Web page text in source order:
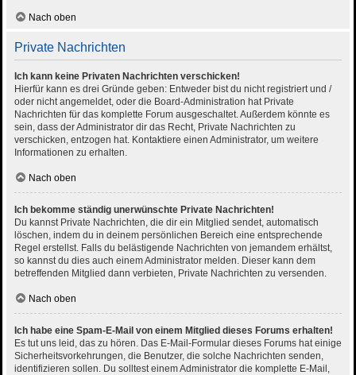
Nach oben
Private Nachrichten
Ich kann keine Privaten Nachrichten verschicken!
Hierfür kann es drei Gründe geben: Entweder bist du nicht registriert und /
oder nicht angemeldet, oder die Board-Administration hat Private
Nachrichten für das komplette Forum ausgeschaltet. Außerdem könnte es
sein, dass der Administrator dir das Recht, Private Nachrichten zu
verschicken, entzogen hat. Kontaktiere einen Administrator, um weitere
Informationen zu erhalten.
Nach oben
Ich bekomme ständig unerwünschte Private Nachrichten!
Du kannst Private Nachrichten, die dir ein Mitglied sendet, automatisch
löschen, indem du in deinem persönlichen Bereich eine entsprechende
Regel erstellst. Falls du belästigende Nachrichten von jemandem erhältst,
so kannst du dies auch einem Administrator melden. Dieser kann dem
betreffenden Mitglied dann verbieten, Private Nachrichten zu versenden.
Nach oben
Ich habe eine Spam-E-Mail von einem Mitglied dieses Forums erhalten!
Es tut uns leid, das zu hören. Das E-Mail-Formular dieses Forums hat einige
Sicherheitsvorkehrungen, die Benutzer, die solche Nachrichten senden,
identifizieren sollen. Du solltest einem Administrator die komplette E-Mail,